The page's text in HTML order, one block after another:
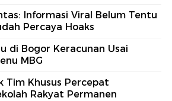
Informasi Viral Belum Tentu
Percaya Hoaks
di Bogor Keracunan Usai
MBG
Tim Khusus Percepat
Rakyat Permanen